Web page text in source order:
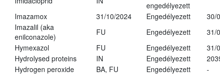
engedélyezett
Imazamox
31/10/2024 Engedélyezett
30/
Imazalil (aka
enilconazole)
FU Engedélyezett
31/
Hymexazol
FU Engedélyezett
31/
Hydrolysed proteins
IN Engedélyezett
Hydrogen peroxide
BA, FU Engedélyezett
-